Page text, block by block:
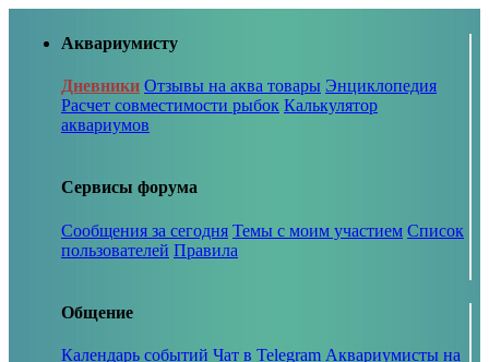
Аквариумисту
Дневники Отзывы на аква товары Энциклопедия
Расчет совместимости рыбок Калькулятор
аквариумов
Сервисы форума
Сообщения за сегодня Темы с моим участием Список
пользователей Правила
Общение
Календарь событий Чат в Telegram Аквариумисты на